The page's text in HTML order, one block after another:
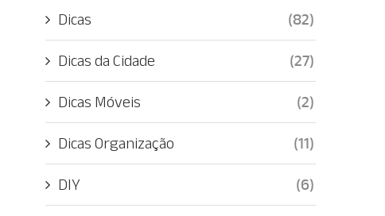
Dicas (82)
Dicas da Cidade (27)
Dicas Móveis (2)
Dicas Organização (11)
DIY (6)